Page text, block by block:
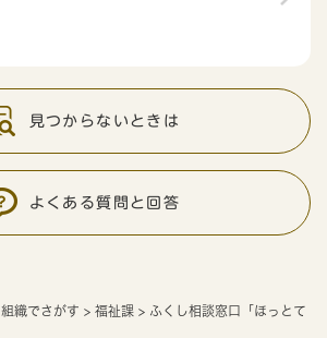
組織でさがす > 福祉課 > ふくし相談窓口「ほっとて
見つからないときは
よくある質問と回答